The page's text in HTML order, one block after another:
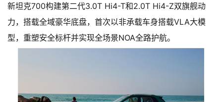
新坦克700构建第二代3.0T Hi4-T和2.0T Hi4-Z双旗舰动
力，搭载全域豪华底盘，首次以非承载车身搭载VLA大模
型，重塑安全标杆并实现全场景NOA全路护航。